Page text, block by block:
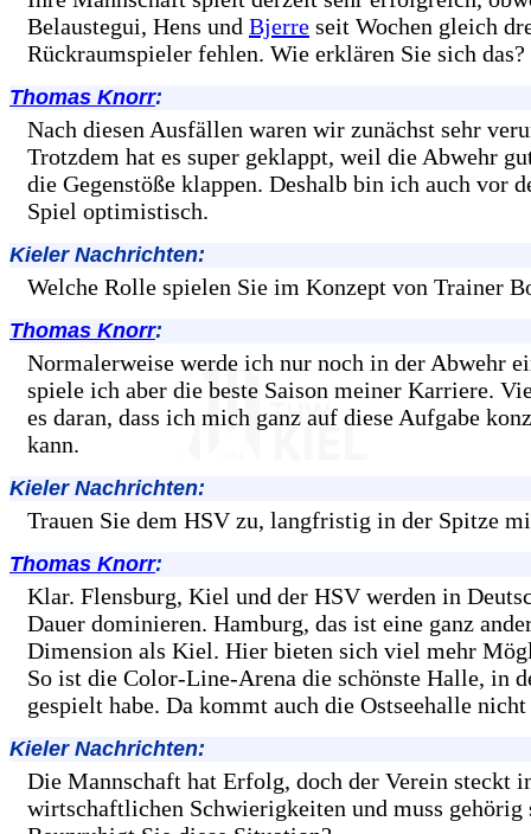
Belaustegui, Hens und Bjerre seit Wochen gleich
Rückraumspieler fehlen. Wie erklären Sie sich das?
Thomas Knorr:
Nach diesen Ausfällen waren wir zunächst sehr
Trotzdem hat es super geklappt, weil die Abwehr
die Gegenstöße klappen. Deshalb bin ich auch vor
Spiel optimistisch.
Kieler Nachrichten:
Welche Rolle spielen Sie im Konzept von Trainer
Thomas Knorr:
Normalerweise werde ich nur noch in der Abwehr
spiele ich aber die beste Saison meiner Karriere.
es daran, dass ich mich ganz auf diese Aufgabe
kann.
Kieler Nachrichten:
Trauen Sie dem HSV zu, langfristig in der Spitze
Thomas Knorr:
Klar. Flensburg, Kiel und der HSV werden in
Dauer dominieren. Hamburg, das ist eine ganz
Dimension als Kiel. Hier bieten sich viel mehr
So ist die Color-Line-Arena die schönste Halle, in
gespielt habe. Da kommt auch die Ostseehalle nicht
Kieler Nachrichten:
Die Mannschaft hat Erfolg, doch der Verein steckt
wirtschaftlichen Schwierigkeiten und muss gehörig